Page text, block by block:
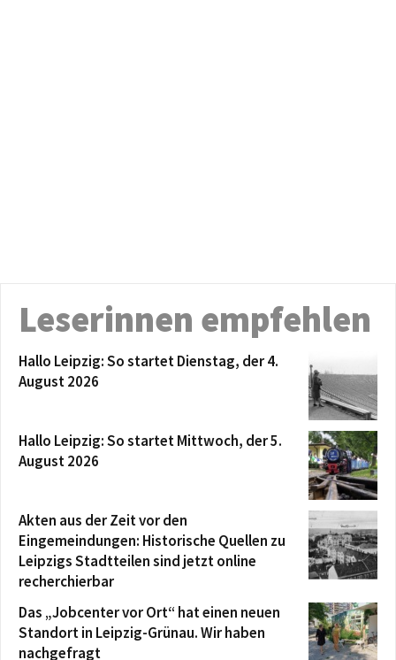
Leserinnen empfehlen
Hallo Leipzig: So startet Dienstag, der 4.
August 2026
Hallo Leipzig: So startet Mittwoch, der 5.
August 2026
Akten aus der Zeit vor den
Eingemeindungen: Historische Quellen zu
Leipzigs Stadtteilen sind jetzt online
recherchierbar
Das „Jobcenter vor Ort“ hat einen neuen
Standort in Leipzig-Grünau. Wir haben
nachgefragt